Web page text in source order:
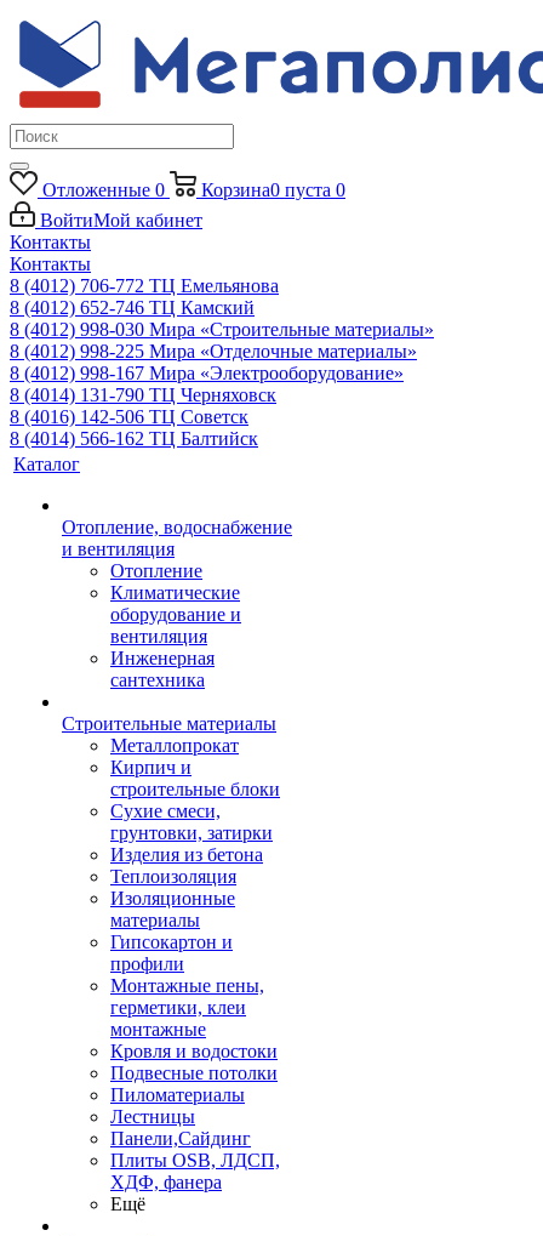
Отложенные 0 Корзина0 пуста 0
ВойтиМой кабинет
Контакты
Контакты
8 (4012) 706-772 ТЦ Емельянова
8 (4012) 652-746 ТЦ Камский
8 (4012) 998-030 Мира «Строительные материалы»
8 (4012) 998-225 Мира «Отделочные материалы»
8 (4012) 998-167 Мира «Электрооборудование»
8 (4014) 131-790 ТЦ Черняховск
8 (4016) 142-506 ТЦ Советск
8 (4014) 566-162 ТЦ Балтийск
Каталог
Отопление, водоснабжение
и вентиляция
Отопление
Климатические
оборудование и
вентиляция
Инженерная
сантехника
Строительные материалы
Металлопрокат
Кирпич и
строительные блоки
Сухие смеси,
грунтовки, затирки
Изделия из бетона
Теплоизоляция
Изоляционные
материалы
Гипсокартон и
профили
Монтажные пены,
герметики, клеи
монтажные
Кровля и водостоки
Подвесные потолки
Пиломатериалы
Лестницы
Панели,Сайдинг
Плиты OSB, ЛДСП,
ХДФ, фанера
Ещё